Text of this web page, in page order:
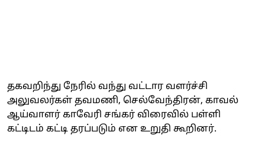
தகவறிந்து நேரில் வந்து வட்டார வளர்ச்சி
அலுவலர்கள் தவமணி, செல்வேந்திரன், காவல்
ஆய்வாளர் காவேரி சங்கர் விரைவில் பள்ளி
கட்டிடம் கட்டி தரப்படும் என உறுதி கூறினர்.